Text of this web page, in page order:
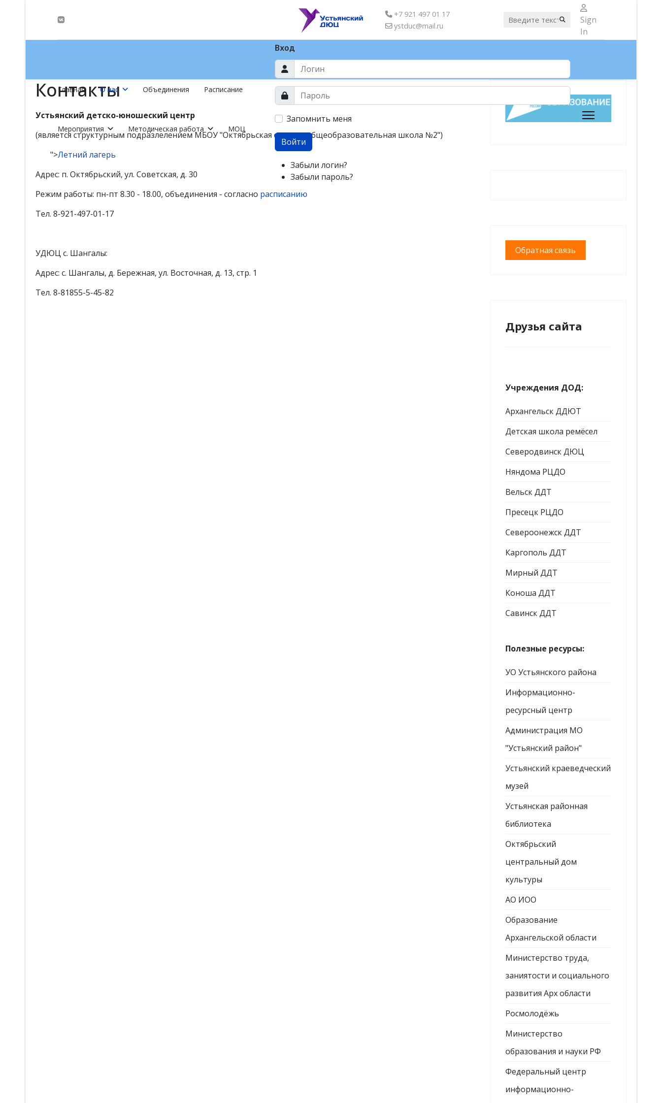
+7 921 497 01 17
ystduc@mail.ru
Искать...
Sign
In
Главная О нас Объединения Расписание
Мероприятия Методическая работа МОЦ
">Летний лагерь
Вход
Запомнить меня
Войти
Забыли логин?
Забыли пароль?
Контакты
Устьянский детско-юношеский центр
(является структурным подразлелением МБОУ "Октябрьская средняя общеобразовательная школа №2")
Адрес: п. Октябрьский, ул. Советская, д. 30
Режим работы: пн-пт 8.30 - 18.00, объединения - согласно расписанию
Тел. 8-921-497-01-17
УДЮЦ с. Шангалы:
Адрес: с. Шангалы, д. Бережная, ул. Восточная, д. 13, стр. 1
Тел. 8-81855-5-45-82
Обратная связь
Друзья сайта
Учреждения ДОД:
Архангельск ДДЮТ
Детская школа ремёсел
Северодвинск ДЮЦ
Няндома РЦДО
Вельск ДДТ
Пресецк РЦДО
Североонежск ДДТ
Каргополь ДДТ
Мирный ДДТ
Коноша ДДТ
Савинск ДДТ
Полезные ресурсы:
УО Устьянского района
Информационно-
ресурсный центр
Администрация МО
"Устьянский район"
Устьянский краеведческий
музей
Устьянская районная
библиотека
Октябрьский
центральный дом
культуры
АО ИОО
Образование
Архангельской области
Министерство труда,
заниятости и социального
развития Арх области
Росмолодёжь
Министерство
образования и науки РФ
Федеральный центр
информационно-